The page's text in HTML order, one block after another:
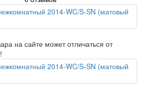
на сайте может отличаться от